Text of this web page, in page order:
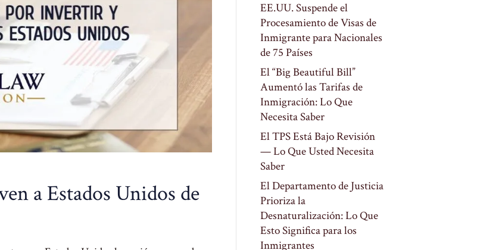
a Estados Unidos de
EE.UU. Suspende el
Procesamiento de Visas de
Inmigrante para Nacionales
de 75 Países
El “Big Beautiful Bill”
Aumentó las Tarifas de
Inmigración: Lo Que
Necesita Saber
El TPS Está Bajo Revisión
— Lo Que Usted Necesita
Saber
El Departamento de Justicia
Prioriza la
Desnaturalización: Lo Que
Esto Significa para los
Inmigrantes